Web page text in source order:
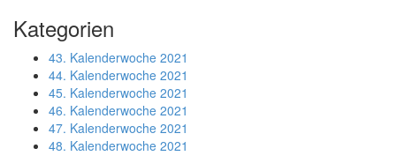
Kategorien
43. Kalenderwoche 2021
44. Kalenderwoche 2021
45. Kalenderwoche 2021
46. Kalenderwoche 2021
47. Kalenderwoche 2021
48. Kalenderwoche 2021